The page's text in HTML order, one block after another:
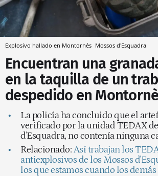
Explosivo hallado en Montornès Mossos d'Esquadra
Encuentran una
en la taquilla de un
despedido en
La policía ha concluido que el
verificado por la unidad TEDAX
d'Esquadra, no contenía ninguna
Relacionado:Así trabajan los
antiexplosivos de los Mossos
los que estamos cuando los